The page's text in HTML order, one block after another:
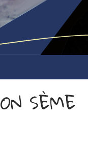
SÈME